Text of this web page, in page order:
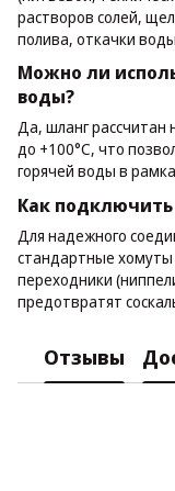
растворов солей,
полива, откачки
Можно ли
воды?
Да, шланг рассчитан
до +100°C, что
горячей воды в
Как подключить
Для надежного
стандартные
переходники
предотвратят
Отзывы